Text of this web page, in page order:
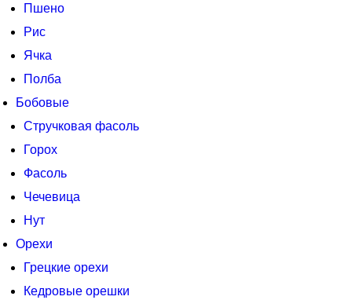
Пшено
Рис
Ячка
Полба
Бобовые
Стручковая фасоль
Горох
Фасоль
Чечевица
Нут
Орехи
Грецкие орехи
Кедровые орешки